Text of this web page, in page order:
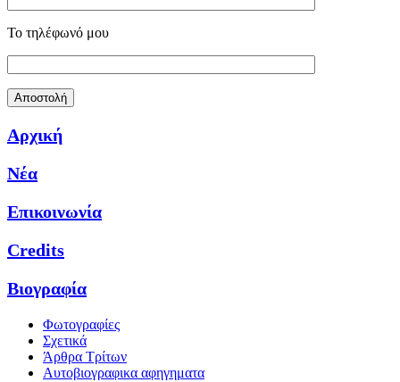
Το τηλέφωνό μου
Αρχική
Νέα
Επικοινωνία
Credits
Βιογραφία
Φωτογραφίες
Σχετικά
Άρθρα Τρίτων
Αυτοβιογραφικα αφηγηματα